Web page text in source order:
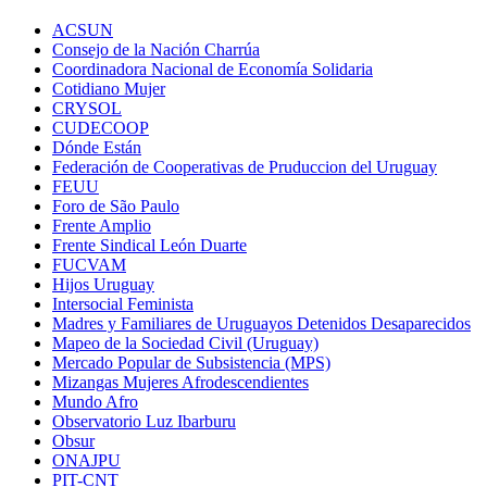
ACSUN
Consejo de la Nación Charrúa
Coordinadora Nacional de Economía Solidaria
Cotidiano Mujer
CRYSOL
CUDECOOP
Dónde Están
Federación de Cooperativas de Pruduccion del Uruguay
FEUU
Foro de São Paulo
Frente Amplio
Frente Sindical León Duarte
FUCVAM
Hijos Uruguay
Intersocial Feminista
Madres y Familiares de Uruguayos Detenidos Desaparecidos
Mapeo de la Sociedad Civil (Uruguay)
Mercado Popular de Subsistencia (MPS)
Mizangas Mujeres Afrodescendientes
Mundo Afro
Observatorio Luz Ibarburu
Obsur
ONAJPU
PIT-CNT